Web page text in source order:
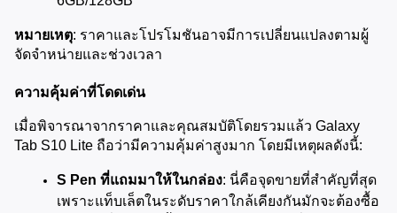
หมายเหตุ: ราคาและโปรโมชันอาจมีการเปลี่ยนแปลงตามผู้
จัดจำหน่ายและช่วงเวลา
ความคุ้มค่าที่โดดเด่น
เมื่อพิจารณาจากราคาและคุณสมบัติโดยรวมแล้ว Galaxy
Tab S10 Lite ถือว่ามีความคุ้มค่าสูงมาก โดยมีเหตุผลดังนี้:
S Pen ที่แถมมาให้ในกล่อง: นี่คือจุดขายที่สำคัญที่สุด
เพราะแท็บเล็ตในระดับราคาใกล้เคียงกันมักจะต้องซื้อ